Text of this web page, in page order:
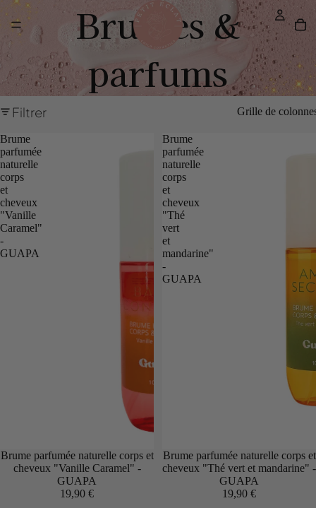
Brumes &
parfums
Filtrer Grille de
Brume
parfumée
naturelle
corps
et
cheveux
"Vanille
Caramel"
-
GUAPA
Brume parfumée naturelle corps et
cheveux "Vanille Caramel" -
GUAPA
19,90 €
Brume
parfumée
naturelle
corps
et
cheveux
"Thé
vert
et
mandarine"
-
GUAPA
Brume parfumée naturelle corps et
cheveux "Thé vert et mandarine" -
GUAPA
19,90 €